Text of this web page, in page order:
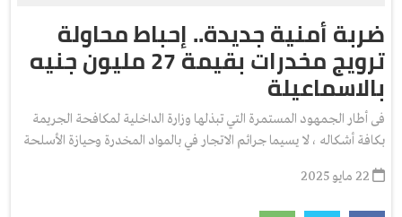
ضربة أمنية جديدة.. إحباط محاولة
ترويج مخدرات بقيمة 27 مليون جنيه
بالاسماعيلة
فى أطار الجمهود المستمرة التي تبذلها وزارة الداخلية لمكافحة الجريمة
بكافة أشكاله ، لا يسيما جرائم الاتجار في بالمواد المخدرة وحيازة الأسلحة